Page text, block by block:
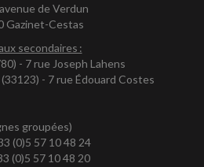
de Verdun
Gazinet-Cestas
secondaires :
- 7 rue Joseph Lahens
- 7 rue Édouard Costes
groupées)
(0)5 57 10 48 24
(0)5 57 10 48 20